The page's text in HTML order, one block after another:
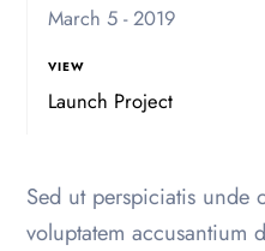
March 5 - 2019
VIEW
Launch Project
Sed ut perspiciatis unde
voluptatem accusantium